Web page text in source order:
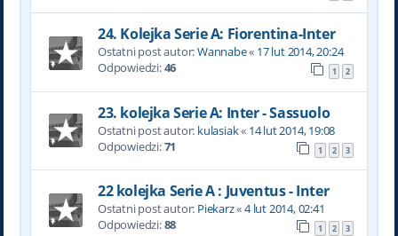
24. Kolejka Serie A: Fiorentina-Inter
Ostatni post autor:Wannabe« 17 lut 2014, 20:24
Odpowiedzi:46 1 2
23. kolejka Serie A: Inter - Sassuolo
Ostatni post autor: kulasiak« 14 lut 2014, 19:08
Odpowiedzi:71 1 2 3
22 kolejka Serie A : Juventus - Inter
Ostatni post autor: Piekarz«4 lut 2014, 02:41
Odpowiedzi:88 1 2 3